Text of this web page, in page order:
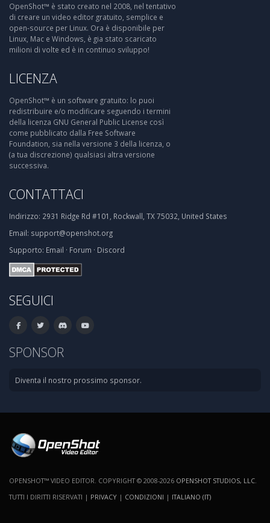
OpenShot™ è stato creato nel 2008, nel tentativo
di creare un video editor gratuito, semplice e
open-source per Linux. Ora è disponibile per
Linux, Mac e Windows, è gia stato scaricato
milioni di volte ed è in continuo sviluppo!
LICENZA
OpenShot™ è un software gratuito: lo puoi
redistribuire e/o modificare seguendo i termini
della licenza GNU General Public License così
come pubblicato dalla Free Software
Foundation, sia nella versione 3 della licenza, o
(a tua discrezione) qualsiasi altra versione
successiva.
CONTATTACI
Indirizzo: 2931 Ridge Rd #101, Rockwall, TX 75032, United States
Email: support@openshot.org
Supporto: Email · Forum · Discord
SEGUICI
SPONSOR
Diventa il nostro prossimo sponsor.
OPENSHOT™ VIDEO EDITOR. COPYRIGHT © 2008-2026 OPENSHOT STUDIOS, LLC.
TUTTI I DIRITTI RISERVATI | PRIVACY | CONDIZIONI | ITALIANO (IT)